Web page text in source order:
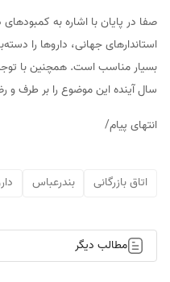
صفا در پایان با اشاره به
استاندارهای جهانی، داروها را
بسیار مناسب است. همچنین با توجه
سال آینده این موضوع را بر طرف و
انتهای پیام/
اتاق بازرگانی بندرعباس
مطالب دیگر